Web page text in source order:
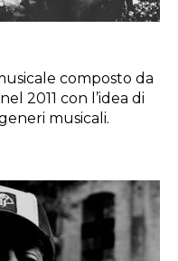
composto da
2011 con l’idea di
musicali.